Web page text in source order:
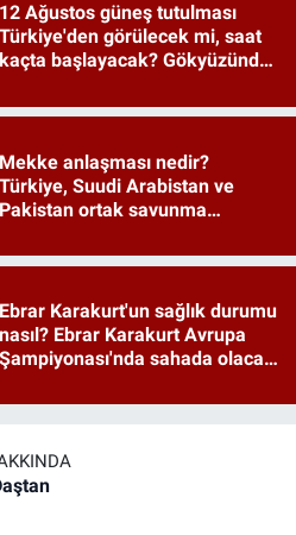
12 Ağustos güneş tutulması
Türkiye'den görülecek mi, saat
kaçta başlayacak? Gökyüzünde
Mekke anlaşması nedir?
Türkiye, Suudi Arabistan ve
Pakistan ortak savunma
Ebrar Karakurt'un sağlık durumu
nasıl? Ebrar Karakurt Avrupa
Şampiyonası'nda sahada olacak